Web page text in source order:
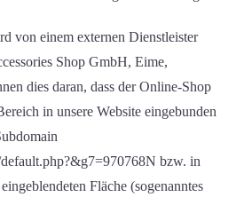
von einem externen Dienstleister
Shop GmbH, Eime,
dies daran, dass der Online-Shop
in unsere Website eingebunden
bzw. in
Fläche (sogenanntes